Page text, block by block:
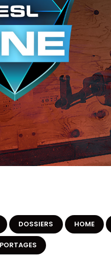
DOSSIERS HOME